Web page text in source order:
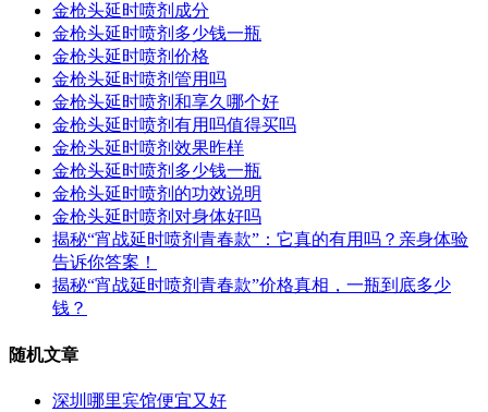
金枪头延时喷剂成分
金枪头延时喷剂多少钱一瓶
金枪头延时喷剂价格
金枪头延时喷剂管用吗
金枪头延时喷剂和享久哪个好
金枪头延时喷剂有用吗值得买吗
金枪头延时喷剂效果昨样
金枪头延时喷剂多少钱一瓶
金枪头延时喷剂的功效说明
金枪头延时喷剂对身体好吗
揭秘“宵战延时喷剂青春款”：它真的有用吗？亲身体验
告诉你答案！
揭秘“宵战延时喷剂青春款”价格真相，一瓶到底多少
钱？
随机文章
深圳哪里宾馆便宜又好